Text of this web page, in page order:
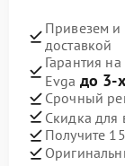
Привезем и
доставкой
Гарантия
Evga до 3-
Срочный
Скидка для
Получите